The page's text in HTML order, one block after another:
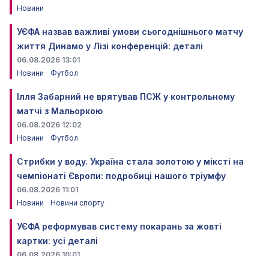
Новини
УЄФА назвав важливі умови сьогоднішнього матчу
життя Динамо у Лізі конференцій: деталі
06.08.2026 13:01
Новини
Футбол
Ілля Забарний не врятував ПСЖ у контрольному
матчі з Мальоркою
06.08.2026 12:02
Новини
Футбол
Стрибки у воду. Україна стала золотою у міксті на
чемпіонаті Європи: подробиці нашого тріумфу
06.08.2026 11:01
Новини
Новини спорту
УЄФА реформував систему покарань за жовті
картки: усі деталі